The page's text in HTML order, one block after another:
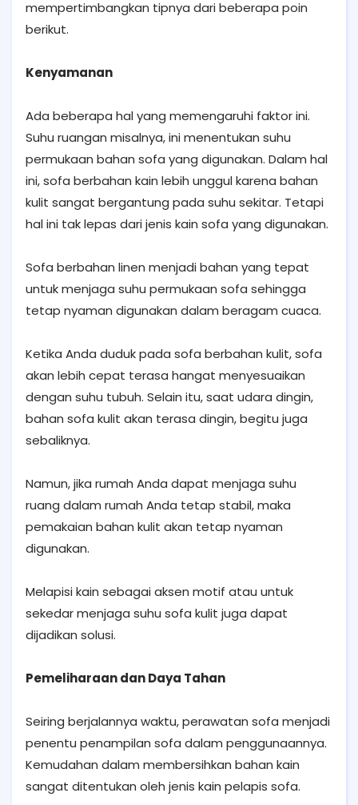
mempertimbangkan tipnya dari beberapa poin
berikut.
Kenyamanan
Ada beberapa hal yang memengaruhi faktor ini.
Suhu ruangan misalnya, ini menentukan suhu
permukaan bahan sofa yang digunakan. Dalam hal
ini, sofa berbahan kain lebih unggul karena bahan
kulit sangat bergantung pada suhu sekitar. Tetapi
hal ini tak lepas dari jenis kain sofa yang digunakan.
Sofa berbahan linen menjadi bahan yang tepat
untuk menjaga suhu permukaan sofa sehingga
tetap nyaman digunakan dalam beragam cuaca.
Ketika Anda duduk pada sofa berbahan kulit, sofa
akan lebih cepat terasa hangat menyesuaikan
dengan suhu tubuh. Selain itu, saat udara dingin,
bahan sofa kulit akan terasa dingin, begitu juga
sebaliknya.
Namun, jika rumah Anda dapat menjaga suhu
ruang dalam rumah Anda tetap stabil, maka
pemakaian bahan kulit akan tetap nyaman
digunakan.
Melapisi kain sebagai aksen motif atau untuk
sekedar menjaga suhu sofa kulit juga dapat
dijadikan solusi.
Pemeliharaan dan Daya Tahan
Seiring berjalannya waktu, perawatan sofa menjadi
penentu penampilan sofa dalam penggunaannya.
Kemudahan dalam membersihkan bahan kain
sangat ditentukan oleh jenis kain pelapis sofa.